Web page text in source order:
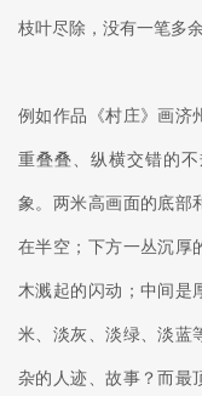
枝叶尽除，没有一笔多余
例如作品《村庄》画济
重叠叠、纵横交错的
象。两米高画面的底部
在半空；下方一丛沉厚
木溅起的闪动；中间是
米、淡灰、淡绿、淡蓝
杂的人迹、故事？而最